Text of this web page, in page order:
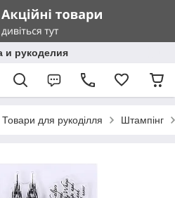
и рукоделия
Товари для рукоділля Штампінг